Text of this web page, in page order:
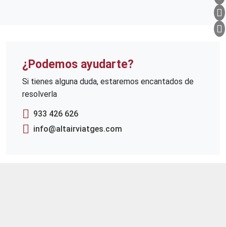
¿Podemos ayudarte?
Si tienes alguna duda, estaremos encantados de
resolverla
933 426 626
info@altairviatges.com